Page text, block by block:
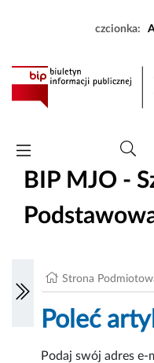
czcionka:
BIP MJO -
Strona
Poleć
Podaj swój adres e-